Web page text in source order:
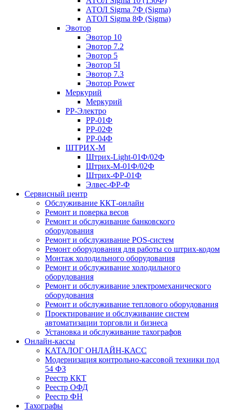
АТОЛ Sigma 7Ф (Sigma)
АТОЛ Sigma 8Ф (Sigma)
Эвотор
Эвотор 10
Эвотор 7.2
Эвотор 5
Эвотор 5I
Эвотор 7.3
Эвотор Power
Меркурий
Меркурий
РР-Электро
РР-01Ф
РР-02Ф
РР-04Ф
ШТРИХ-М
Штрих-Light-01Ф/02Ф
Штрих-М-01Ф/02Ф
Штрих-ФР-01Ф
Элвес-ФР-Ф
Сервисный центр
Обслуживание ККТ-онлайн
Ремонт и поверка весов
Ремонт и обслуживание банковского
оборудования
Ремонт и обслуживание POS-систем
Ремонт оборудования для работы со штрих-кодом
Монтаж холодильного оборудования
Ремонт и обслуживание холодильного
оборудования
Ремонт и обслуживание электромеханического
оборудования
Ремонт и обслуживание теплового оборудования
Проектирование и обслуживание систем
автоматизации торговли и бизнеса
Установка и обслуживание тахографов
Онлайн-кассы
КАТАЛОГ ОНЛАЙН-КАСС
Модернизация контрольно-кассовой техники под
54 ФЗ
Реестр ККТ
Реестр ОФД
Реестр ФН
Тахографы